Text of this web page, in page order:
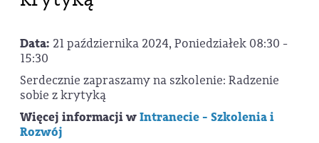
Data: 21 października 2024, Poniedziałek 08:30 -
15:30
Serdecznie zapraszamy na szkolenie: Radzenie
sobie z krytyką
Więcej informacji wIntranecie - Szkolenia i
Rozwój